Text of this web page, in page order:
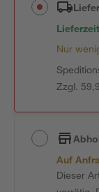
Nur
Zzgl.
Auf
Dieser